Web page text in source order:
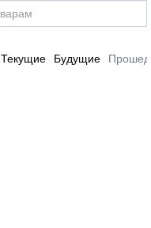
Текущие Будущие